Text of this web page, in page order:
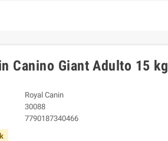
Canino Giant Adulto 15 kg
Royal Canin
30088
7790187340466